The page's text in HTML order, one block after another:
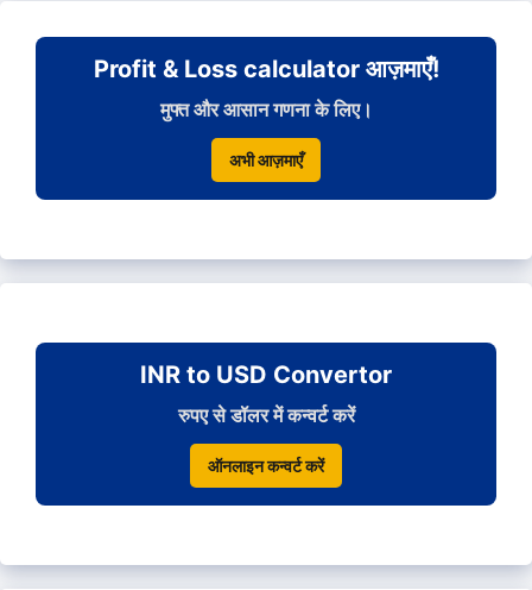
Profit & Loss calculator आज़माएँ!
मुफ्त और आसान गणना के लिए।
अभी आज़माएँ
INR to USD Convertor
रुपए से डॉलर में कन्वर्ट करें
ऑनलाइन कन्वर्ट करें